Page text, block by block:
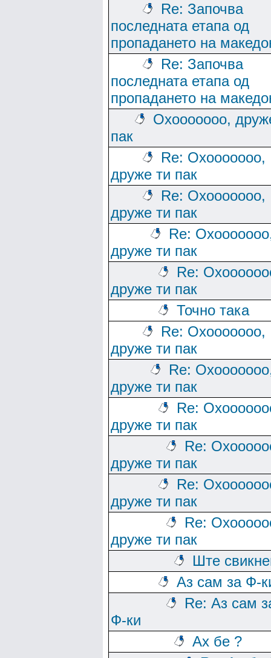
Re: Започва
последната етапа од
пропадането на
Re: Започва
последната етапа од
пропадането на
Охооооооо,
пак
Re: Охооооооо,
друже ти пак
Re: Охооооооо,
друже ти пак
Re:
друже ти пак
Re:
друже ти пак
Точно така
Re: Охооооооо,
друже ти пак
Re:
друже ти пак
Re:
друже ти пак
Re:
друже ти пак
Re:
друже ти пак
Re:
друже ти пак
Ште
Аз сам за Ф-
Re: Аз сам
Ф-ки
Ах бе ?